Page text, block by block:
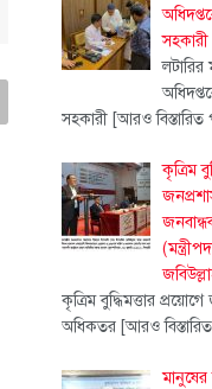
লটারির
সহকারী [আরও
কৃত্রিম
কৃত্রিম বুদ্ধিমত্তার
অধিকতর [আরও
মানুষের